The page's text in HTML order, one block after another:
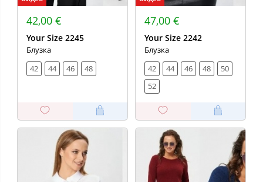
42,00 €
Your Size 2245
Блузка
42
44 46 48
47,00 €
Your Size 2242
Блузка
42
44 46 48
50
52